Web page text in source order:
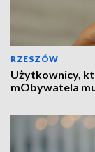
RZESZÓW
Użytkownicy,
mObywatela